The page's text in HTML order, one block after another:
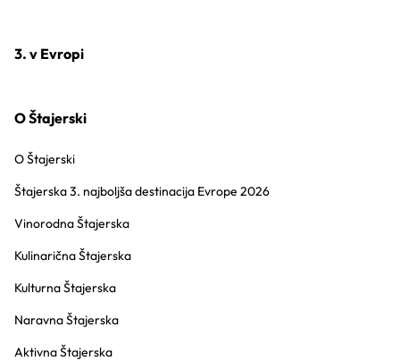
3. v Evropi
O Štajerski
O Štajerski
Štajerska 3. najboljša destinacija Evrope 2026
Vinorodna Štajerska
Kulinarična Štajerska
Kulturna Štajerska
Naravna Štajerska
Aktivna Štajerska